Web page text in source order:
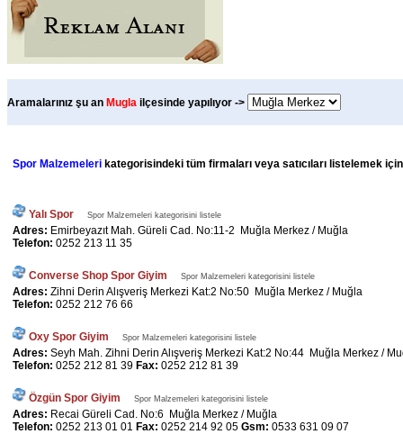
Aramalarınız şu an Mugla ilçesinde yapılıyor ->
Spor Malzemeleri kategorisindeki tüm firmaları veya satıcıları listelemek
Yalı Spor Spor Malzemeleri kategorisini listele
Adres: Emirbeyazıt Mah. Güreli Cad. No:11-2 Muğla Merkez / Muğla
Telefon: 0252 213 11 35
Converse Shop Spor Giyim Spor Malzemeleri kategorisini listele
Adres: Zihni Derin Alışveriş Merkezi Kat:2 No:50 Muğla Merkez / Muğla
Telefon: 0252 212 76 66
Oxy Spor Giyim Spor Malzemeleri kategorisini listele
Adres: Seyh Mah. Zihni Derin Alışveriş Merkezi Kat:2 No:44 Muğla Merkez /
Telefon: 0252 212 81 39 Fax: 0252 212 81 39
Özgün Spor Giyim Spor Malzemeleri kategorisini listele
Adres: Recai Güreli Cad. No:6 Muğla Merkez / Muğla
Telefon: 0252 213 01 01 Fax: 0252 214 92 05 Gsm: 0533 631 09 07